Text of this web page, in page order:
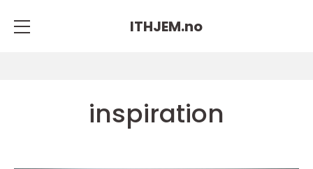
ITHJEM.no
inspiration